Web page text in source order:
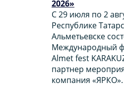
2026»
С 29 июля по 2
Республике
Альметьевске
Международный
Almet fest
партнер
компания «ЯРКО».